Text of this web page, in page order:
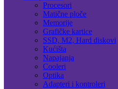
Procesori
Matične ploče
Memorije
Grafičke kartice
SSD, M2, Hard diskovi
Kućišta
Napajanja
Cooleri
Optika
Adapteri i kontroleri